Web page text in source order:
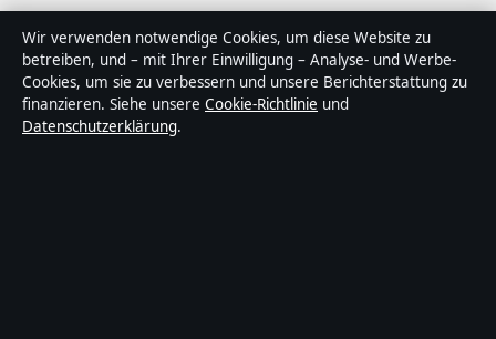
Über Tageslage in Kürze
Tageslage ist ein unabhängiger digitaler
Nachrichtenanbieter mit Fokus auf Politik, Wirtschaft,
Technik und Gesellschaft in Deutschland. Jeder Artikel
Wir verwenden notwendige Cookies, um diese Website zu
betreiben, und – mit Ihrer Einwilligung – Analyse- und Werbe-
Cookies, um sie zu verbessern und unsere Berichterstattung zu
finanzieren. Siehe unsere Cookie-Richtlinie und
Datenschutzerklärung.